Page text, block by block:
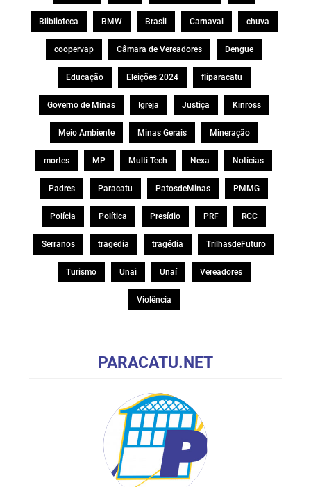
Bliblioteca BMW Brasil Carnaval chuva
coopervap Câmara de Vereadores Dengue
Educação Eleições 2024 fliparacatu
Governo de Minas Igreja Justiça Kinross
Meio Ambiente Minas Gerais Mineração
mortes MP Multi Tech Nexa Notícias
Padres Paracatu PatosdeMinas PMMG
Polícia Política Presídio PRF RCC
Serranos tragedia tragédia TrilhasdeFuturo
Turismo Unai Unaí Vereadores
Violência
PARACATU.NET